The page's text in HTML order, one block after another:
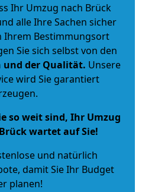
Ihr Umzug nach Brück
alle Ihre Sachen sicher
Ihrem Bestimmungsort
Sie sich selbst von den
und der Qualität. Unsere
wird Sie garantiert
so weit sind, Ihr Umzug
wartet auf Sie!
und natürlich
, damit Sie Ihr Budget
planen!